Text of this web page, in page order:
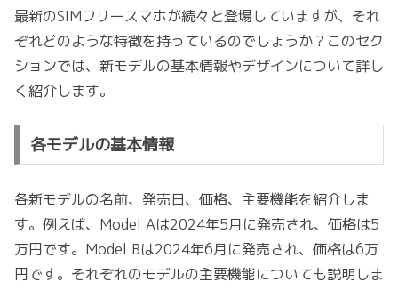
最新のSIMフリースマホが続々と登場していますが、それ
ぞれどのような特徴を持っているのでしょうか？このセク
ションでは、新モデルの基本情報やデザインについて詳し
く紹介します。
各モデルの基本情報
各新モデルの名前、発売日、価格、主要機能を紹介しま
す。例えば、Model Aは2024年5月に発売され、価格は5
万円です。Model Bは2024年6月に発売され、価格は6万
円です。それぞれのモデルの主要機能についても説明しま